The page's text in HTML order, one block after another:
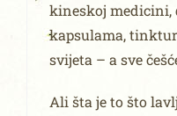
kineskoj medicini,
kapsulama,
svijeta – a sve
Ali šta je to što